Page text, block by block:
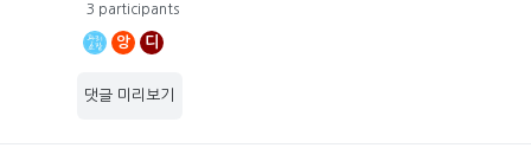
3 participants
앙 디
댓글 미리보기